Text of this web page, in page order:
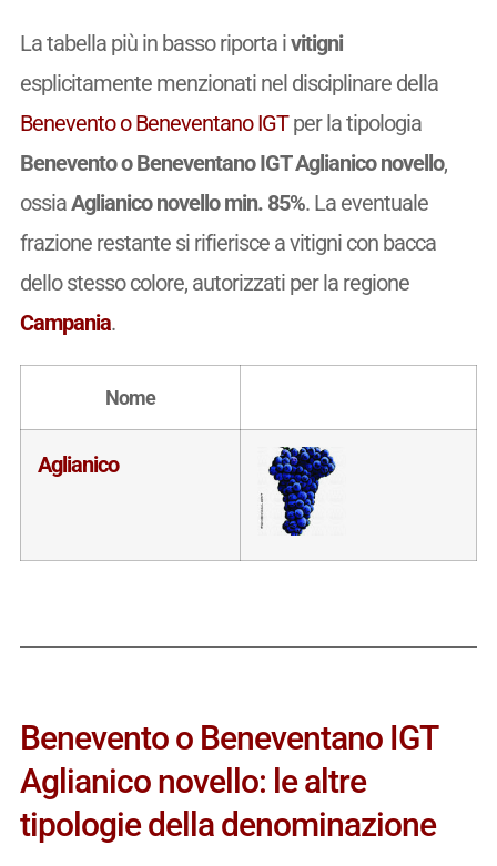
La tabella più in basso riporta ivitigni
esplicitamente menzionati nel disciplinare della
Benevento o Beneventano IGTper la tipologia
Benevento o Beneventano IGT Aglianico novello,
ossiaAglianico novello min. 85%. La eventuale
frazione restante si rifierisce a vitigni con bacca
dello stesso colore, autorizzati per la regione
Campania.
Nome
Aglianico
Benevento o Beneventano IGT
Aglianico novello: le altre
tipologie della denominazione